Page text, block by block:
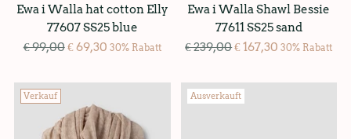
Ewa i Walla hat cotton Elly
77607 SS25 blue
Regulärer
€ 99,00€ 69,30 30% Rabatt
Ewa i Walla Shawl Bessie
77611 SS25 sand
Regulärer
€ 239,00€ 167,30 30% Rabatt
Verkauf Ausverkauft